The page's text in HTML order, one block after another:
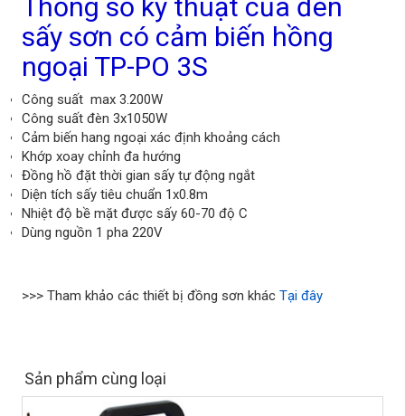
Thống số kỹ thuật của đèn
sấy sơn có cảm biến hồng
ngoại TP-PO 3S
Công suất max 3.200W
Công suất đèn 3x1050W
Cảm biến hang ngoại xác định khoảng cách
Khớp xoay chỉnh đa hướng
Đồng hồ đặt thời gian sấy tự động ngắt
Diện tích sấy tiêu chuẩn 1x0.8m
Nhiệt độ bề mặt được sấy 60-70 độ C
Dùng nguồn 1 pha 220V
>>> Tham khảo các thiết bị đồng sơn khác Tại đây
Sản phẩm cùng loại